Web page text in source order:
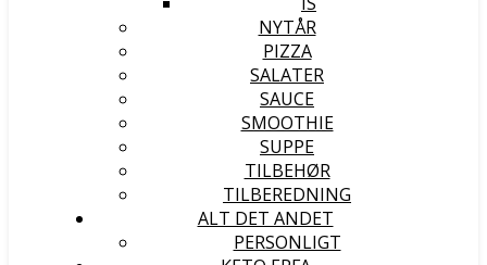
NYTÅR
PIZZA
SALATER
SAUCE
SMOOTHIE
SUPPE
TILBEHØR
TILBEREDNING
ALT DET ANDET
PERSONLIGT